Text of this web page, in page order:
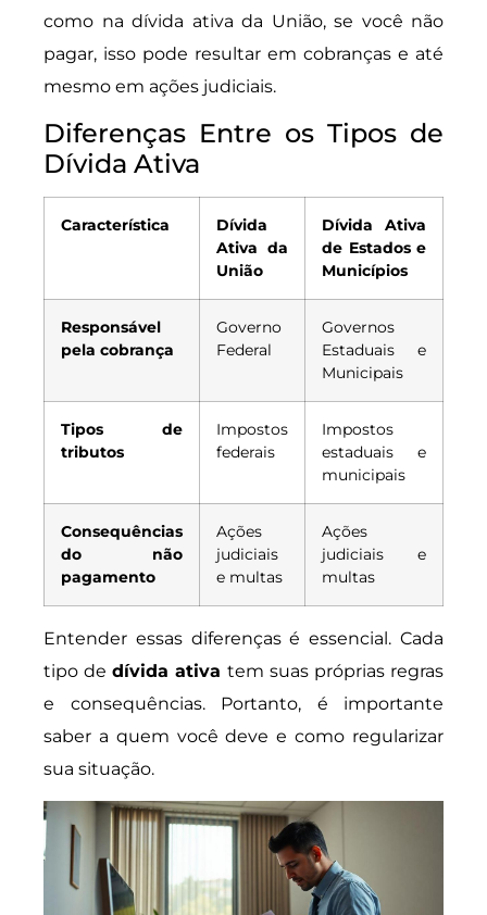
como na dívida ativa da União, se você não
pagar, isso pode resultar em cobranças e até
mesmo em ações judiciais.
Diferenças Entre os Tipos de
Dívida Ativa
Característica
Dívida
Ativa da
União
Dívida Ativa
de Estados e
Municípios
Responsável
pela cobrança
Governo
Federal
Governos
Estaduais e
Municipais
Tipos de
tributos
Impostos
federais
Impostos
estaduais e
municipais
Consequências
do não
pagamento
Ações
judiciais
e multas
Ações
judiciais e
multas
Entender essas diferenças é essencial. Cada
tipo dedívida ativa tem suas próprias regras
e consequências. Portanto, é importante
saber a quem você deve e como regularizar
sua situação.